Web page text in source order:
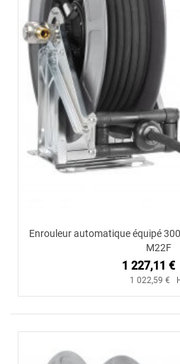
Enrouleur automatique équipé
M22F
1 227,11 €
1 022,59 €